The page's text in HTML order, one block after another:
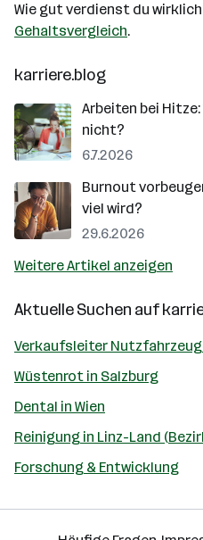
Wie gut verdienst du
Gehaltsvergleich.
karriere.blog
Arbeiten bei
nicht?
6.7.2026
Burnout
viel wird?
29.6.2026
Weitere Artikel anzeigen
Aktuelle Suchen auf
Verkaufsleiter
Wüstenrot in Salzburg
Dental in Wien
Reinigung in Linz-Land
Forschung & Entwicklung